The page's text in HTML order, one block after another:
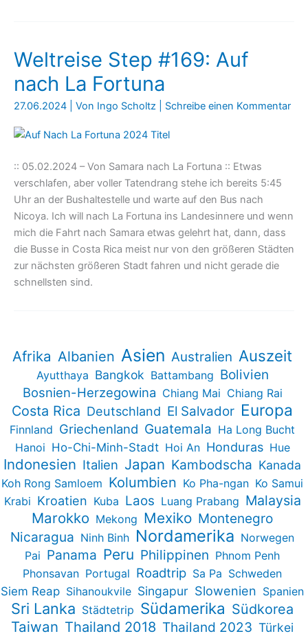
Weltreise Step #169: Auf
nach La Fortuna
27.06.2024 | Von Ingo Scholtz Schreibe einen Kommentar
:: 05.02.2024 – Von Samara nach La Fortuna :: Etwas
verschlafen, aber voller Tatendrang stehe ich bereits 5:45
Uhr an der Bushaltestelle und warte auf den Bus nach
Nicoya. Ich will nach La Fortuna ins Landesinnere und wenn
mich die Fahrt nach Samara etwas gelehrt hat, dann, dass
die Busse in Costa Rica meist nur von den größeren Städten
zur nächsten größeren Stadt fahren und nicht gerade die
schnellsten sind.
Afrika Albanien Asien Australien Auszeit
Ayutthaya Bangkok Battambang Bolivien
Bosnien-Herzegowina Chiang Mai Chiang Rai
Costa Rica Deutschland El Salvador Europa
Finnland Griechenland Guatemala Ha Long Bucht
Hanoi Ho-Chi-Minh-Stadt Hoi An Honduras Hue
Indonesien Italien Japan Kambodscha Kanada
Koh Rong Samloem Kolumbien Ko Pha-ngan Ko Samui
Krabi Kroatien Kuba Laos Luang Prabang Malaysia
Marokko Mekong Mexiko Montenegro
Nicaragua Ninh Binh Nordamerika Norwegen
Pai Panama Peru Philippinen Phnom Penh
Phonsavan Portugal Roadtrip Sa Pa Schweden
Siem Reap Sihanoukvile Singapur Slowenien Spanien
Sri Lanka Städtetrip Südamerika Südkorea
Taiwan Thailand 2018 Thailand 2023 Türkei